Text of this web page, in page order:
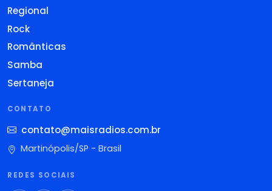
Regional
Rock
Românticas
Samba
Sertaneja
CONTATO
contato@maisradios.com.br
Martinópolis/SP - Brasil
REDES SOCIAIS